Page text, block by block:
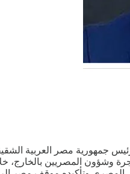
جمهورية مصر العربية
وشؤون المصريين